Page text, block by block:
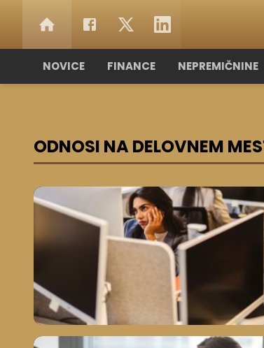
NOVICE FINANCE NEPREMIČNINE
ODNOSI NA DELOVNEM